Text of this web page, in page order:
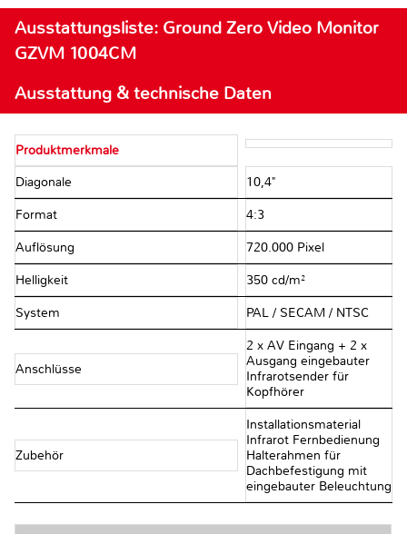
Ausstattungsliste: Ground Zero Video Monitor
GZVM 1004CM
Ausstattung & technische Daten
Produktmerkmale
Diagonale 10,4"
Format 4:3
Auflösung 720.000 Pixel
Helligkeit 350 cd/m²
System PAL / SECAM / NTSC
Anschlüsse
2 x AV Eingang + 2 x
Ausgang eingebauter
Infrarotsender für
Kopfhörer
Zubehör
Installationsmaterial
Infrarot Fernbedienung
Halterahmen für
Dachbefestigung mit
eingebauter Beleuchtung